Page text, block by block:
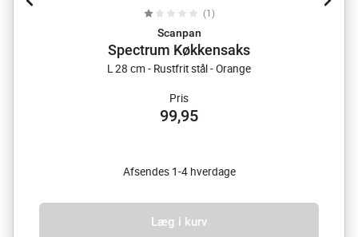
(1 )
Scanpan
Spectrum Køkkensaks
L 28 cm - Rustfrit stål - Orange
Pris
99,95
Afsendes 1-4 hverdage
Læg i kurv